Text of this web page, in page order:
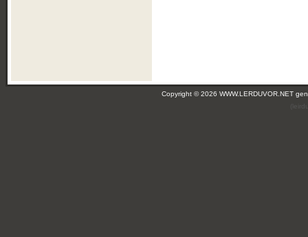
Copyright © 2026 WWW.LERDUVOR.NET